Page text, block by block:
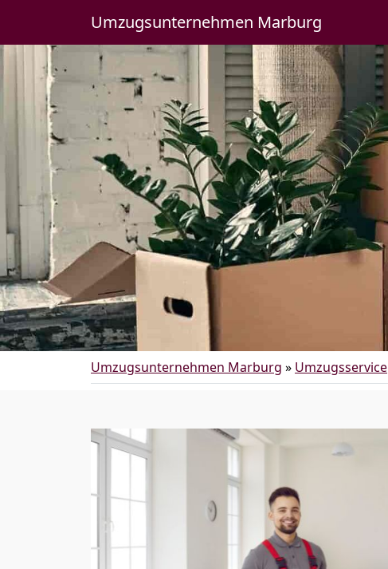
Umzugsunternehmen Marburg
Umzugsunternehmen Marburg » Umzugsservice